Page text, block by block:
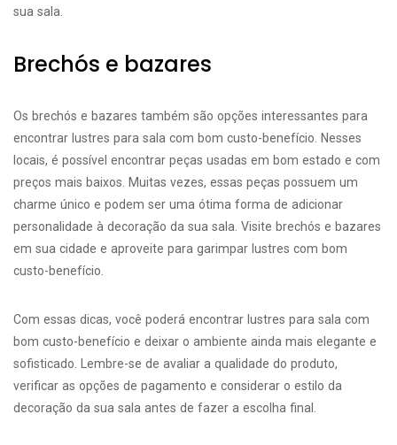
sua sala.
Brechós e bazares
Os brechós e bazares também são opções interessantes para
encontrar lustres para sala com bom custo-benefício. Nesses
locais, é possível encontrar peças usadas em bom estado e com
preços mais baixos. Muitas vezes, essas peças possuem um
charme único e podem ser uma ótima forma de adicionar
personalidade à decoração da sua sala. Visite brechós e bazares
em sua cidade e aproveite para garimpar lustres com bom
custo-benefício.
Com essas dicas, você poderá encontrar lustres para sala com
bom custo-benefício e deixar o ambiente ainda mais elegante e
sofisticado. Lembre-se de avaliar a qualidade do produto,
verificar as opções de pagamento e considerar o estilo da
decoração da sua sala antes de fazer a escolha final.